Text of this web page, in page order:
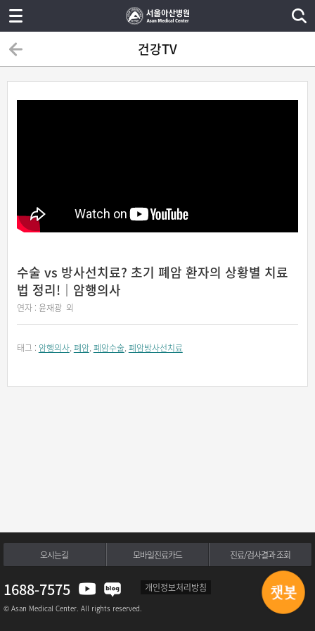
건강TV
수술 vs 방사선치료? 초기 폐암 환자의 상황별 치료
법 정리!｜암행의사
연자 : 윤재광외
태그 : 암행의사, 폐암, 폐암수술, 폐암방사선치료
오시는길 모바일진료카드 진료/검사결과 조회
1688-7575 개인정보처리방침
© Asan Medical Center. All rights reserved.